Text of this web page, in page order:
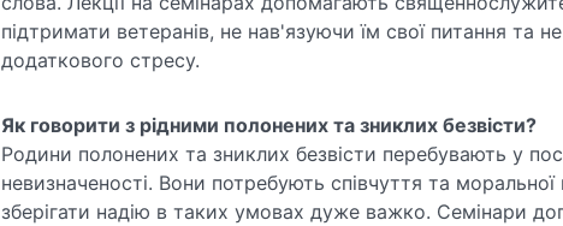
підтримати ветеранів, не нав'язуючи їм свої питання та
додаткового стресу.
Як говорити з рідними полонених та зниклих безвісти?
Родини полонених та зниклих безвісти перебувають у
невизначеності. Вони потребують співчуття та
зберігати надію в таких умовах дуже важко. Семінари